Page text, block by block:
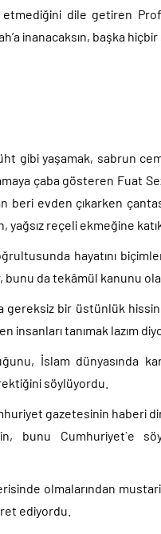
etmediğini dile getiren
inanacaksın, başka
gibi yaşamak, sabrun
çaba gösteren Fuat
evden çıkarken
reçeli ekmeğine
hayatını
da tekâmül kanunu
bir üstünlük
insanları tanımak lazım
İslam dünyasında
söylüyordu.
gazetesinin haberi
bunu Cumhuriyet`e
olmalarından
ediyordu.